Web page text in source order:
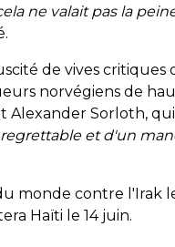
ne valait pas la
de vives critiques
norvégiens de
Alexander Sorloth,
et d'un
monde contre l'Irak
Haïti le 14 juin.